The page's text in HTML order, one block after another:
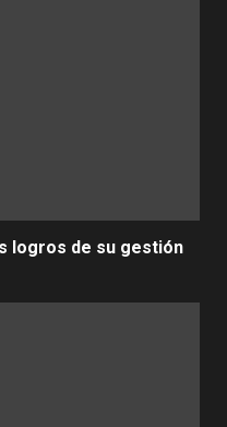
logros de su gestión